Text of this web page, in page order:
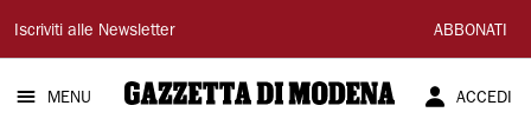
Gazzetta
di
Modena
Iscriviti alle Newsletter ABBONATI
MENU ACCEDI